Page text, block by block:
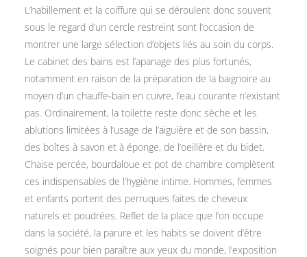
L’habillement et la coiffure qui se déroulent donc souvent
sous le regard d’un cercle restreint sont l’occasion de
montrer une large sélection d’objets liés au soin du corps.
Le cabinet des bains est l’apanage des plus fortunés,
notamment en raison de la préparation de la baignoire au
moyen d’un chauffe‑bain en cuivre, l’eau courante n’existant
pas. Ordinairement, la toilette reste donc sèche et les
ablutions limitées à l’usage de l’aiguière et de son bassin,
des boîtes à savon et à éponge, de l’oeillère et du bidet.
Chaise percée, bourdaloue et pot de chambre complètent
ces indispensables de l’hygiène intime. Hommes, femmes
et enfants portent des perruques faites de cheveux
naturels et poudrées. Reflet de la place que l’on occupe
dans la société, la parure et les habits se doivent d’être
soignés pour bien paraître aux yeux du monde, l’exposition